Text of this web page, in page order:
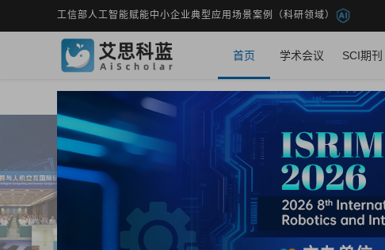
工信部人工智能赋能中小企业典型应用场景案例（科研领域）
首页 学术会议 SCI期刊